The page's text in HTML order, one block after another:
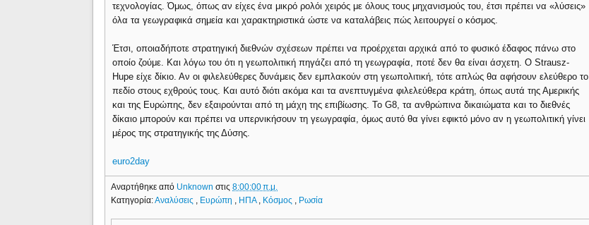
τεχνολογίας. Όμως, όπως αν είχες ένα μικρό ρολόι χειρός με όλους τους μηχανισμούς του, έτσι πρέπει να «λύσεις»
όλα τα γεωγραφικά σημεία και χαρακτηριστικά ώστε να καταλάβεις πώς λειτουργεί ο κόσμος.
Έτσι, οποιαδήποτε στρατηγική διεθνών σχέσεων πρέπει να προέρχεται αρχικά από το φυσικό έδαφος πάνω στο
οποίο ζούμε. Και λόγω του ότι η γεωπολιτική πηγάζει από τη γεωγραφία, ποτέ δεν θα είναι άσχετη. Ο Strausz-
Hupe είχε δίκιο. Αν οι φιλελεύθερες δυνάμεις δεν εμπλακούν στη γεωπολιτική, τότε απλώς θα αφήσουν ελεύθερο το
πεδίο στους εχθρούς τους. Και αυτό διότι ακόμα και τα ανεπτυγμένα φιλελεύθερα κράτη, όπως αυτά της Αμερικής
και της Ευρώπης, δεν εξαιρούνται από τη μάχη της επιβίωσης. Το G8, τα ανθρώπινα δικαιώματα και το διεθνές
δίκαιο μπορούν και πρέπει να υπερνικήσουν τη γεωγραφία, όμως αυτό θα γίνει εφικτό μόνο αν η γεωπολιτική γίνει
μέρος της στρατηγικής της Δύσης.
euro2day
Αναρτήθηκε από Unknownστις8:00:00 π.μ.
Κατηγορία:Αναλύσεις Ευρώπη ΗΠΑ Κόσμος Ρωσία